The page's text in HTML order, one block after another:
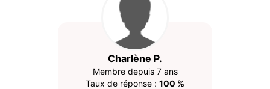
Charlène P.
Membre depuis 7 ans
Taux de réponse : 100 %